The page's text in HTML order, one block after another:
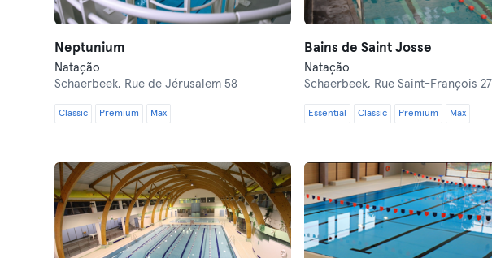
Neptunium
Natação
Schaerbeek, Rue de Jérusalem 58
Classic Premium Max
Bains de Saint Josse
Natação
Schaerbeek, Rue Saint-François 27
Essential Classic Premium Max